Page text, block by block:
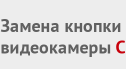
Замена
видеокамеры